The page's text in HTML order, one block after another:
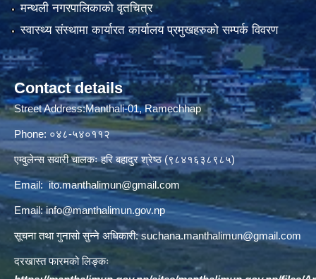
मन्थली नगरपालिकाको वृतचित्र
स्वास्थ्य संस्थामा कार्यारत कार्यालय प्रमुखहरुको सम्पर्क विवरण
Contact details
Street Address:Manthali-01, Ramechhap
Phone: ०४८-५४०११२
एम्वुलेन्स सवारी चालकः हरि बहादुर श्रेष्ठ (९८४१६३८९८५)
Email:ito.manthalimun@gmail.com
Email:info@manthalimun.gov.np
सूचना तथा गुनासो सुन्ने अधिकारी:suchana.manthalimun@gmail.com
दरखास्त फारमको लिङ्कः